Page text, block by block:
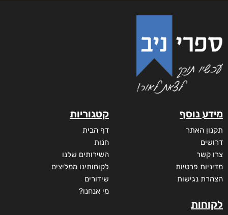
מידע נוסף
תקנון האתר
דרושים
צרו קשר
מדיניות פרטיות
הצהרת נגישות
לקוחות
קטגוריות
דף הבית
חנות
השירותים שלנו
לקוחותינו ממליצים
שידורים
מי אנחנו?